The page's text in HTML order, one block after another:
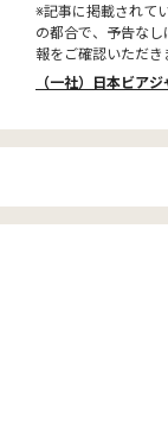
※記事に掲載されて
の都合で、予告な
報をご確認いただき
（一社）日本ビア